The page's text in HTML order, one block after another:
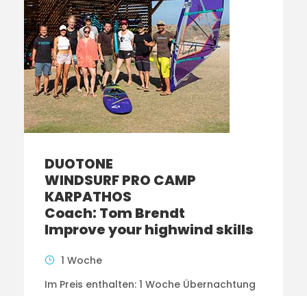
DUOTONE
WINDSURF PRO CAMP
KARPATHOS
Coach: Tom Brendt
Improve your highwind skills
1 Woche
Im Preis enthalten: 1 Woche Übernachtung